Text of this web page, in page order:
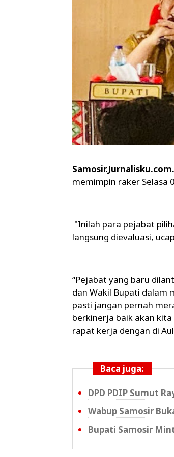
Samosir.Jurnalisku.com.
memimpin raker Selasa
"Inilah para pejabat
langsung dievaluasi,
‘‘Pejabat yang baru
dan Wakil Bupati dalam
pasti jangan pernah
berkinerja baik akan
rapat kerja dengan di
Baca juga:
DPD PDIP Sumut
Wabup Samosir
Bupati Samosir